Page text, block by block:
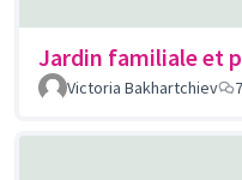
Jardin familiale et
Victoria Bakhartchiev
7